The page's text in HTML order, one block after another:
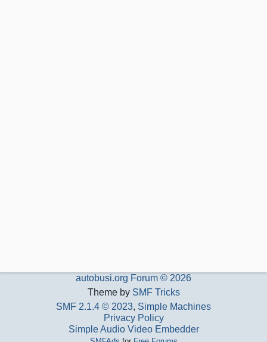
autobusi.org Forum © 2026
Theme by SMF Tricks
SMF 2.1.4 © 2023, Simple Machines
Privacy Policy
Simple Audio Video Embedder